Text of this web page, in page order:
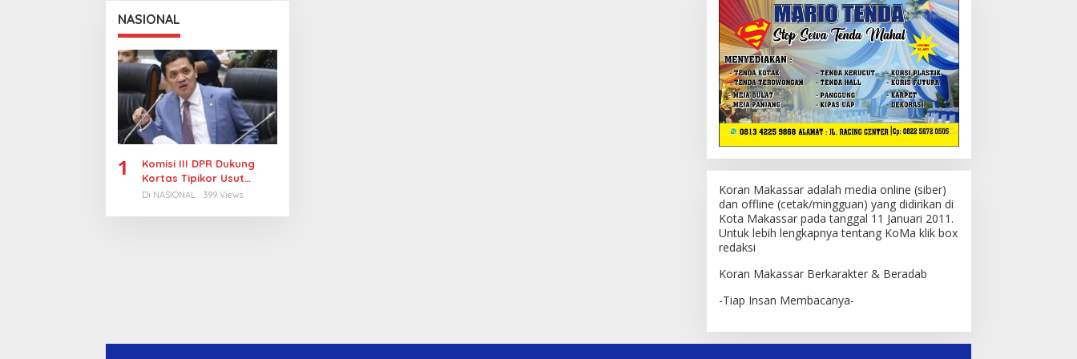
NASIONAL
1
Komisi III DPR Dukung
Kortas Tipikor Usut
Tuntas Dugaan Korupsi
Di NASIONAL 399 Views
Koran Makassar adalah media online (siber)
dan offline (cetak/mingguan) yang didirikan di
Kota Makassar pada tanggal 11 Januari 2011.
Untuk lebih lengkapnya tentang KoMa klik box
redaksi
Koran Makassar Berkarakter & Beradab
-Tiap Insan Membacanya-